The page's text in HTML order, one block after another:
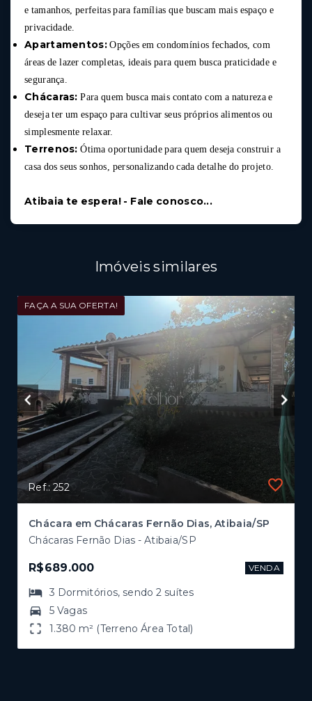
e tamanhos, perfeitas para famílias que buscam mais espaço e
privacidade.
Apartamentos:Opções em condomínios fechados, com
áreas de lazer completas, ideais para quem busca praticidade e
segurança.
Chácaras: Para quem busca mais contato com a natureza e
deseja ter um espaço para cultivar seus próprios alimentos ou
simplesmente relaxar.
Terrenos: Ótima oportunidade para quem deseja construir a
casa dos seus sonhos, personalizando cada detalhe do projeto.
Atibaia te espera! - Fale conosco...
Imóveis similares
FAÇA A SUA OFERTA!
Ref.: 252
Chácara em Chácaras Fernão Dias, Atibaia/SP
Chácaras Fernão Dias - Atibaia/SP
R$689.000 VENDA
3 Dormitórios, sendo2 suítes
5 Vagas
1.380 m² (Terreno Área Total)